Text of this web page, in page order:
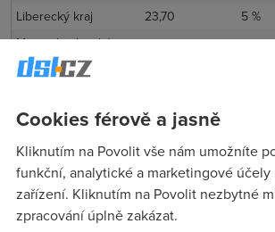
Liberecký kraj
23,70 5 %
Moravskoslezský
kraj
Pardubický kraj
19,26
Plzeňský kraj
38,75 5 %
Středočeský kraj
19,14 -8 %
Ústecký kraj
25,81 1 %
Zlínský kraj
12,02
Cookies férově a jasně
Kliknutím na Povolit vše nám umožníte
funkční, analytické a marketingové účely
zařízení. Kliknutím na Povolit nezbytné
zpracování úplně zakázat.